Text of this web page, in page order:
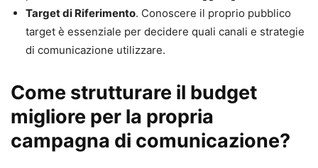
Target di Riferimento. Conoscere il proprio pubblico
target è essenziale per decidere quali canali e strategie
di comunicazione utilizzare.
Come strutturare il budget
migliore per la propria
campagna di comunicazione?